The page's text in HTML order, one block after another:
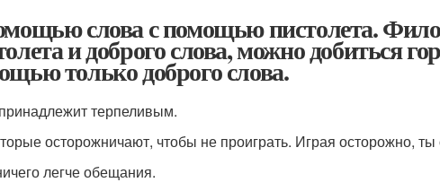
слова с помощью пистолета.
и доброго слова, можно добиться
только доброго слова.
терпеливым.
осторожничают, чтобы не проиграть. Играя осторожно,
легче обещания.